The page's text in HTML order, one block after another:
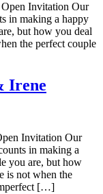
Invitation Our
in making a happy
but how you deal
the perfect couple
Irene
Invitation Our
in making a
you are, but how
is not when the
[…]